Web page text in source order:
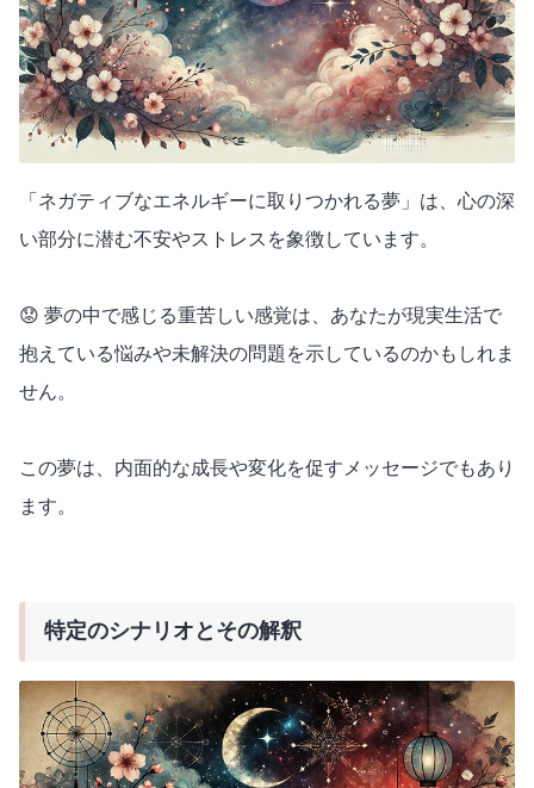
「ネガティブなエネルギーに取りつかれる夢」は、心の深
い部分に潜む不安やストレスを象徴しています。
😟 夢の中で感じる重苦しい感覚は、あなたが現実生活で
抱えている悩みや未解決の問題を示しているのかもしれま
せん。
この夢は、内面的な成長や変化を促すメッセージでもあり
ます。
特定のシナリオとその解釈